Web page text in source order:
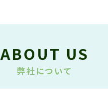
ABOUT US
弊社について